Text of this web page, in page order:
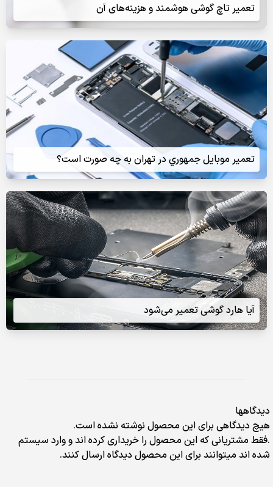
تعمیر تاچ گوشی هوشمند و هزینه‌های آن
تعمير موبايل جمهوري در تهران به چه صورت است؟
آیا هارد گوشی تعمیر می‌شود
دیدگاهها
هیچ دیدگاهی برای این محصول نوشته نشده است.
.فقط مشتریانی که این محصول را خریداری کرده اند و وارد سیستم
شده اند میتوانند برای این محصول دیدگاه ارسال کنند.